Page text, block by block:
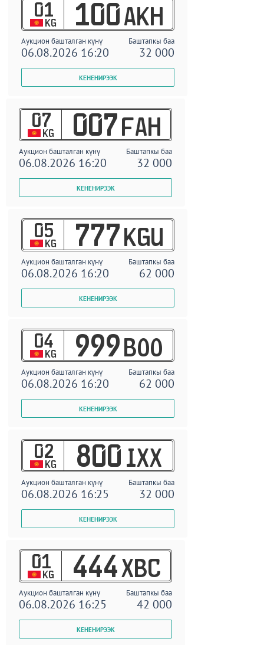
01
KG 100 AKH
Аукцион башталган күнү Баштапкы баа
06.08.2026 16:20 32 000
07
KG 007 FAH
Аукцион башталган күнү Баштапкы баа
06.08.2026 16:20 32 000
05
KG 777 KGU
Аукцион башталган күнү Баштапкы баа
06.08.2026 16:20 62 000
04
KG 999 BOO
Аукцион башталган күнү Баштапкы баа
06.08.2026 16:20 62 000
02
KG 800 IXX
Аукцион башталган күнү Баштапкы баа
06.08.2026 16:25 32 000
01
KG 444 XBC
Аукцион башталган күнү Баштапкы баа
06.08.2026 16:25 42 000